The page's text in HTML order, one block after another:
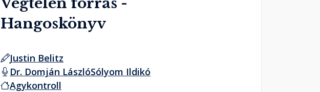
Hangoskönyv
Justin Belitz
Dr. Domján LászlóSólyom Ildikó
Agykontroll